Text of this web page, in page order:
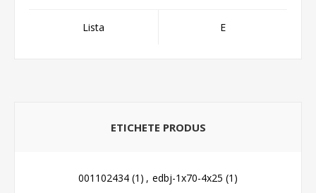
Lista E
ETICHETE PRODUS
001102434 (1) , edbj-1x70-4x25 (1)